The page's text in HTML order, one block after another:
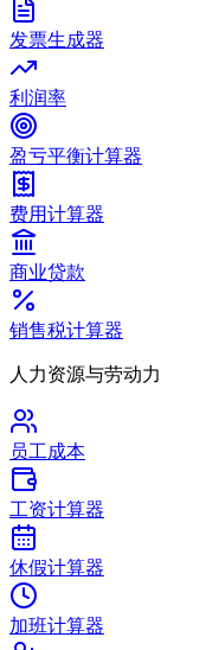
发票生成器
利润率
盈亏平衡计算器
费用计算器
商业贷款
销售税计算器
人力资源与劳动力
员工成本
工资计算器
休假计算器
加班计算器